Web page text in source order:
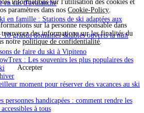
informations sur l'utilisation des cookies et
paramètres dans nosCookie-Policy.
sur la personne responsable dans
trouverez des informations sur les finalités du
notrepolitique de confidentialité.
Accepter
en cas d'avalanche
en famille : Stations de ski adaptées aux
10 grands domaines skiables ouverts la nuit
de faire du ski à Vipiteno
: Les souvenirs les plus populaires des
moment pour réserver des vacances au ski
personnes handicapées : comment rendre les
à tous